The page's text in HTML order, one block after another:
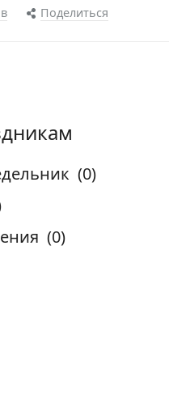
Поделиться
(0)
(0)